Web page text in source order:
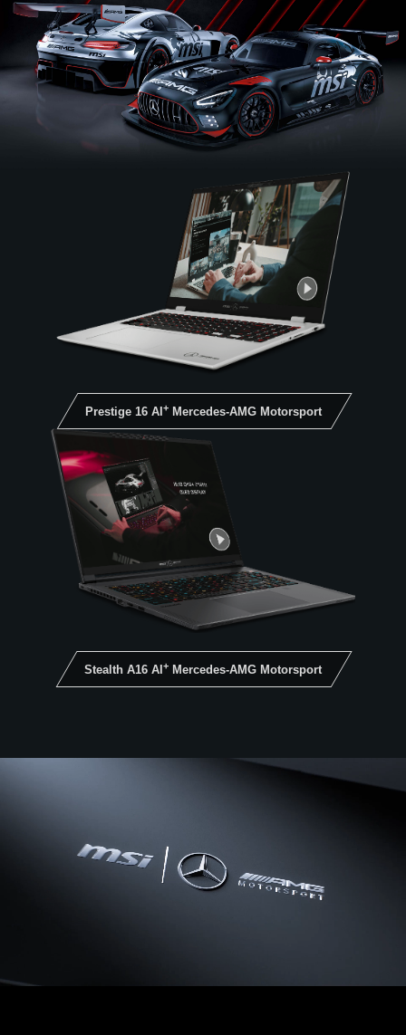
Prestige 16 AI +Mercedes-AMG Motorsport
Stealth A16 AI + Mercedes-AMG Motorsport